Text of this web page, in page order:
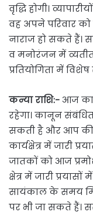
वृद्धि होगी।
वह अपने परिवार
नाराज हो सकते
व मनोरंजन में व्यतीत
प्रतियोगिता में
कन्या राशि:-आज का
रहेगा। कानून
सकती है और आप की
कार्यक्षेत्र में जारी
जातकों को आज
क्षेत्र में जारी
सायंकाल के समय
पर भी जा सकते हैं।